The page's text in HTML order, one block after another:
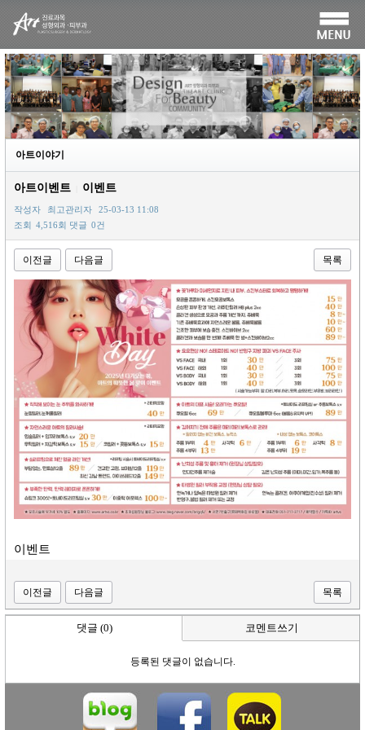
아트이야기
아트이벤트 이벤트
작성자 최고관리자
25-03-13 11:08
조회
4,516회 댓글 0건
이전글 다음글 목록
본문
이벤트
이전글 다음글 목록
댓글 (0) 코멘트쓰기
등록된 댓글이 없습니다.